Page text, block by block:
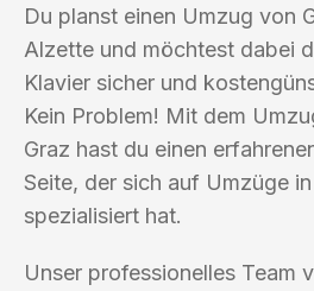
Du planst einen Umzug von
Alzette und möchtest dabei
Klavier sicher und
Kein Problem! Mit dem
Graz hast du einen
Seite, der sich auf Umzüge
spezialisiert hat.
Unser professionelles Team